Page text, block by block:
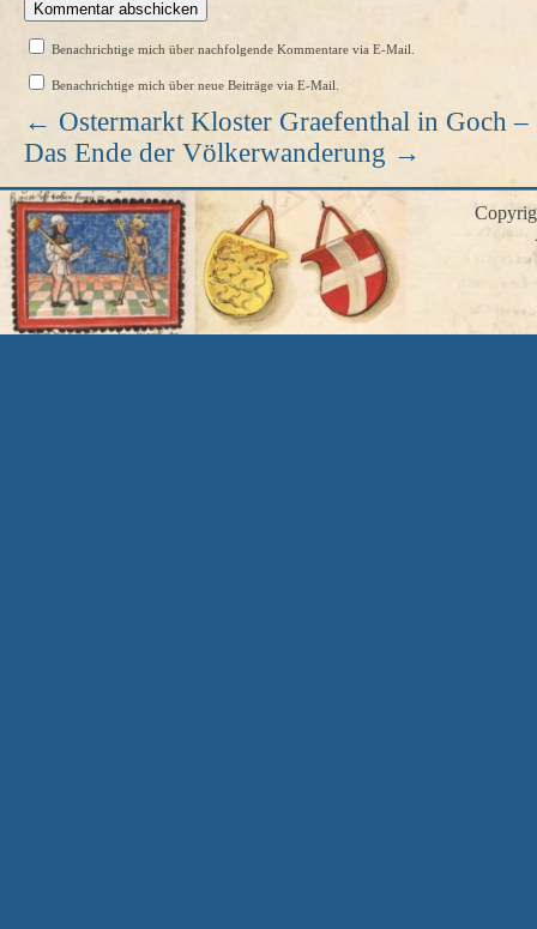
Benachrichtige mich über nachfolgende Kommentare via E-Mail.
Benachrichtige mich über neue Beiträge via E-Mail.
← Ostermarkt Kloster Graefenthal in Goch –
Das Ende der Völkerwanderung →